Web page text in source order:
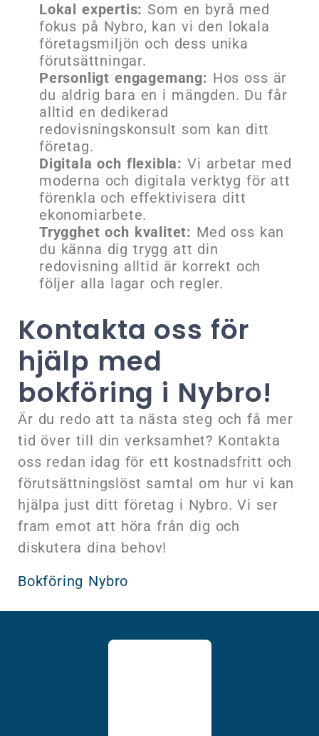
Lokal expertis: Som en byrå med
fokus på Nybro, kan vi den lokala
företagsmiljön och dess unika
förutsättningar.
Personligt engagemang: Hos oss är
du aldrig bara en i mängden. Du får
alltid en dedikerad
redovisningskonsult som kan ditt
företag.
Digitala och flexibla: Vi arbetar med
moderna och digitala verktyg för att
förenkla och effektivisera ditt
ekonomiarbete.
Trygghet och kvalitet: Med oss kan
du känna dig trygg att din
redovisning alltid är korrekt och
följer alla lagar och regler.
Kontakta oss för
hjälp med
bokföring i Nybro!
Är du redo att ta nästa steg och få mer
tid över till din verksamhet? Kontakta
oss redan idag för ett kostnadsfritt och
förutsättningslöst samtal om hur vi kan
hjälpa just ditt företag i Nybro. Vi ser
fram emot att höra från dig och
diskutera dina behov!
Bokföring Nybro